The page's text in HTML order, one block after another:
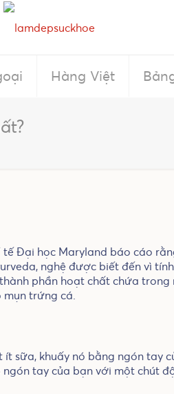
Hàng Việt
Đại học Maryland báo cáo
nghệ được biết đến vì
phần hoạt chất chứa trong
trứng cá.
sữa, khuấy nó bằng ngón tay
tay của bạn với một chút